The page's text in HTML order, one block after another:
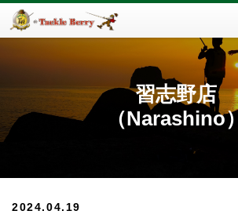
習志野店
（Narashino）
2024.04.19